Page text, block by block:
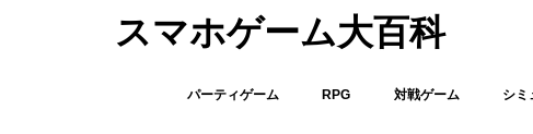
スマホゲーム大百科
パーティゲーム RPG 対戦ゲーム シミ